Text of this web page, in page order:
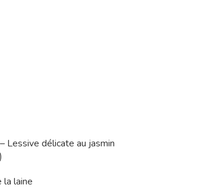
Lessive délicate au jasmin
la laine